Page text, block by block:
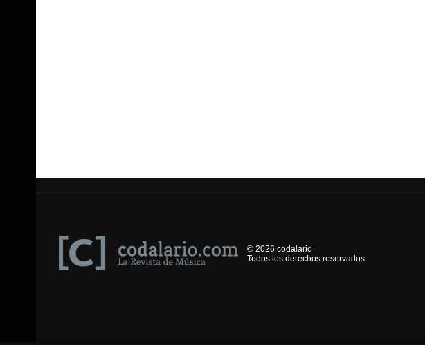
© 2026 codalario
Todos los derechos reservados